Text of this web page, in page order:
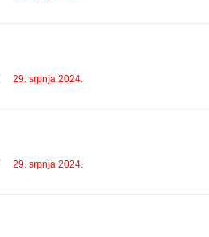
29. srpnja 2024.
29. srpnja 2024.